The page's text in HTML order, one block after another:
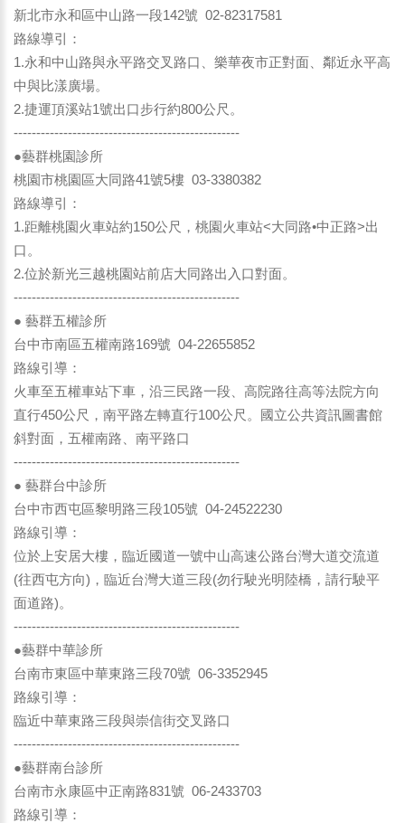
新北市永和區中山路一段142號 02-82317581
路線導引：
1.永和中山路與永平路交叉路口、樂華夜市正對面、鄰近永平高
中與比漾廣場。
2.捷運頂溪站1號出口步行約800公尺。
--------------------------------------------------
●藝群桃園診所
桃園市桃園區大同路41號5樓 03-3380382
路線導引：
1.距離桃園火車站約150公尺，桃園火車站<大同路•中正路>出
口。
2.位於新光三越桃園站前店大同路出入口對面。
--------------------------------------------------
● 藝群五權診所
台中市南區五權南路169號 04-22655852
路線引導：
火車至五權車站下車，沿三民路一段、高院路往高等法院方向
直行450公尺，南平路左轉直行100公尺。國立公共資訊圖書館
斜對面，五權南路、南平路口
--------------------------------------------------
● 藝群台中診所
台中市西屯區黎明路三段105號 04-24522230
路線引導：
位於上安居大樓，臨近國道一號中山高速公路台灣大道交流道
(往西屯方向)，臨近台灣大道三段(勿行駛光明陸橋，請行駛平
面道路)。
--------------------------------------------------
●藝群中華診所
台南市東區中華東路三段70號 06-3352945
路線引導：
臨近中華東路三段與崇信街交叉路口
--------------------------------------------------
●藝群南台診所
台南市永康區中正南路831號 06-2433703
路線引導：